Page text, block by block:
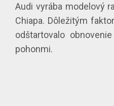
Audi vyrába modelový
Chiapa. Dôležitým
odštartovalo
pohonmi.